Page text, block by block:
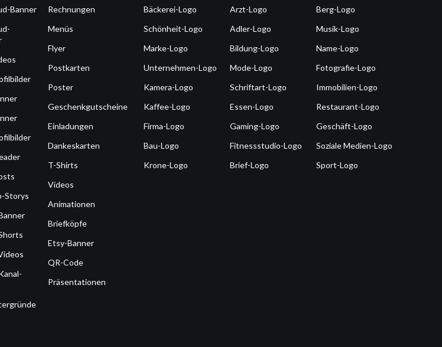
Banner
Storys
Rechnungen
Menüs
Flyer
Postkarten
Poster
Geschenkgutscheine
Einladungen
Dankeskarten
T-Shirts
Videos
Animationen
Briefköpfe
Etsy-Banner
QR-Code
Präsentationen
Bäckerei-Logo
Schönheit-Logo
Marke-Logo
Unternehmen-Logo
Kamera-Logo
Kaffee-Logo
Firma-Logo
Bau-Logo
Krone-Logo
Arzt-Logo
Adler-Logo
Bildung-Logo
Mode-Logo
Schriftart-Logo
Essen-Logo
Gaming-Logo
Fitnessstudio-Logo
Brief-Logo
Berg-Logo
Musik-Logo
Name-Logo
Fotografie-Logo
Immobilien-Logo
Restaurant-Logo
Geschäft-Logo
Soziale Medien-Logo
Sport-Logo